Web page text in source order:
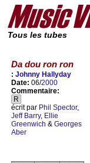
Tous les tubes
Da dou ron ron
: Johnny Hallyday
Date: 06/2000
Commentaire:
R
écrit par Phil Spector,
Jeff Barry, Ellie
Greenwich & Georges
Aber